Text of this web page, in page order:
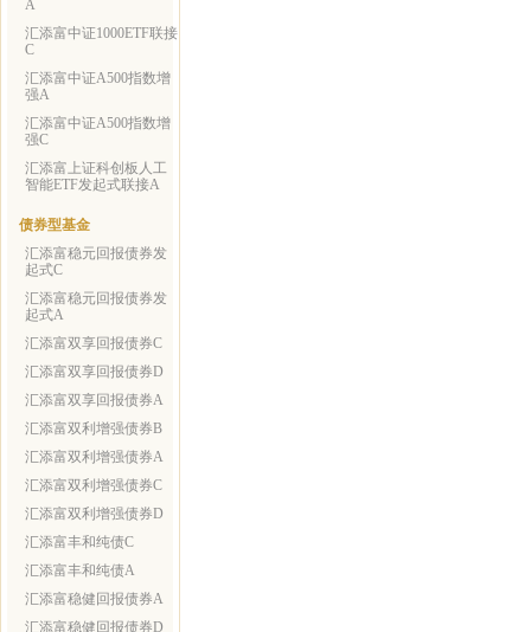
A
汇添富中证1000ETF联接
C
汇添富中证A500指数增
强A
汇添富中证A500指数增
强C
汇添富上证科创板人工
智能ETF发起式联接A
债券型基金
汇添富稳元回报债券发
起式C
汇添富稳元回报债券发
起式A
汇添富双享回报债券C
汇添富双享回报债券D
汇添富双享回报债券A
汇添富双利增强债券B
汇添富双利增强债券A
汇添富双利增强债券C
汇添富双利增强债券D
汇添富丰和纯债C
汇添富丰和纯债A
汇添富稳健回报债券A
汇添富稳健回报债券D